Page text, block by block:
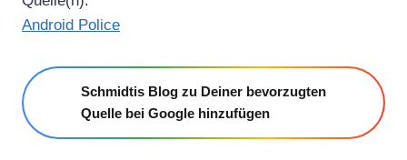
Android Police
Schmidtis Blog zu Deiner bevorzugten
Quelle bei Google hinzufügen